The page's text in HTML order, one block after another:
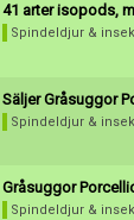
41 arter isopods,
Spindeldjur &
Säljer Gråsuggor
Spindeldjur &
Gråsuggor
Spindeldjur &